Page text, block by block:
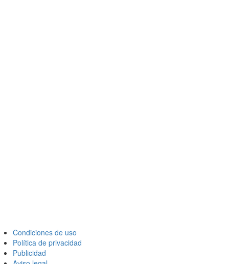
Condiciones de uso
Política de privacidad
Publicidad